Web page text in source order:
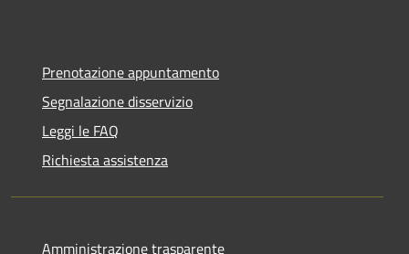
Prenotazione appuntamento
Segnalazione disservizio
Leggi le FAQ
Richiesta assistenza
Amministrazione trasparente